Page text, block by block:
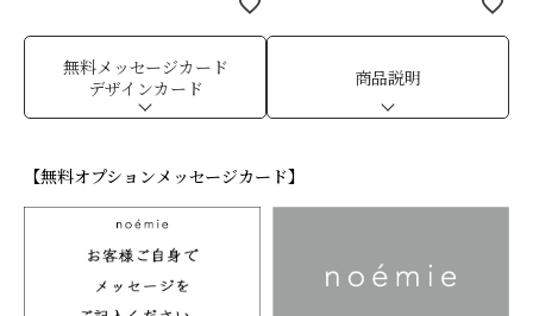
無料メッセージカード
デザインカード
商品説明
【無料オプションメッセージカード】